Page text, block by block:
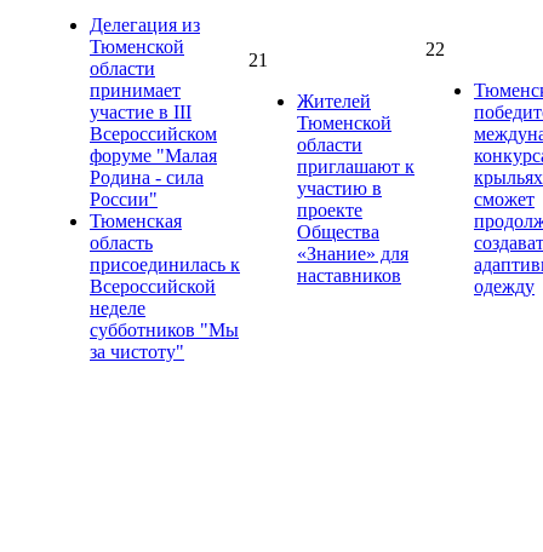
Делегация из
Тюменской
области
принимает
участие в III
Всероссийском
форуме "Малая
Родина - сила
России"
Тюменская
область
присоединилась к
Всероссийской
неделе
субботников "Мы
за чистоту"
21
Жителей
Тюменской
области
приглашают к
участию в
проекте
Общества
«Знание» для
наставников
22
сможет
одежду